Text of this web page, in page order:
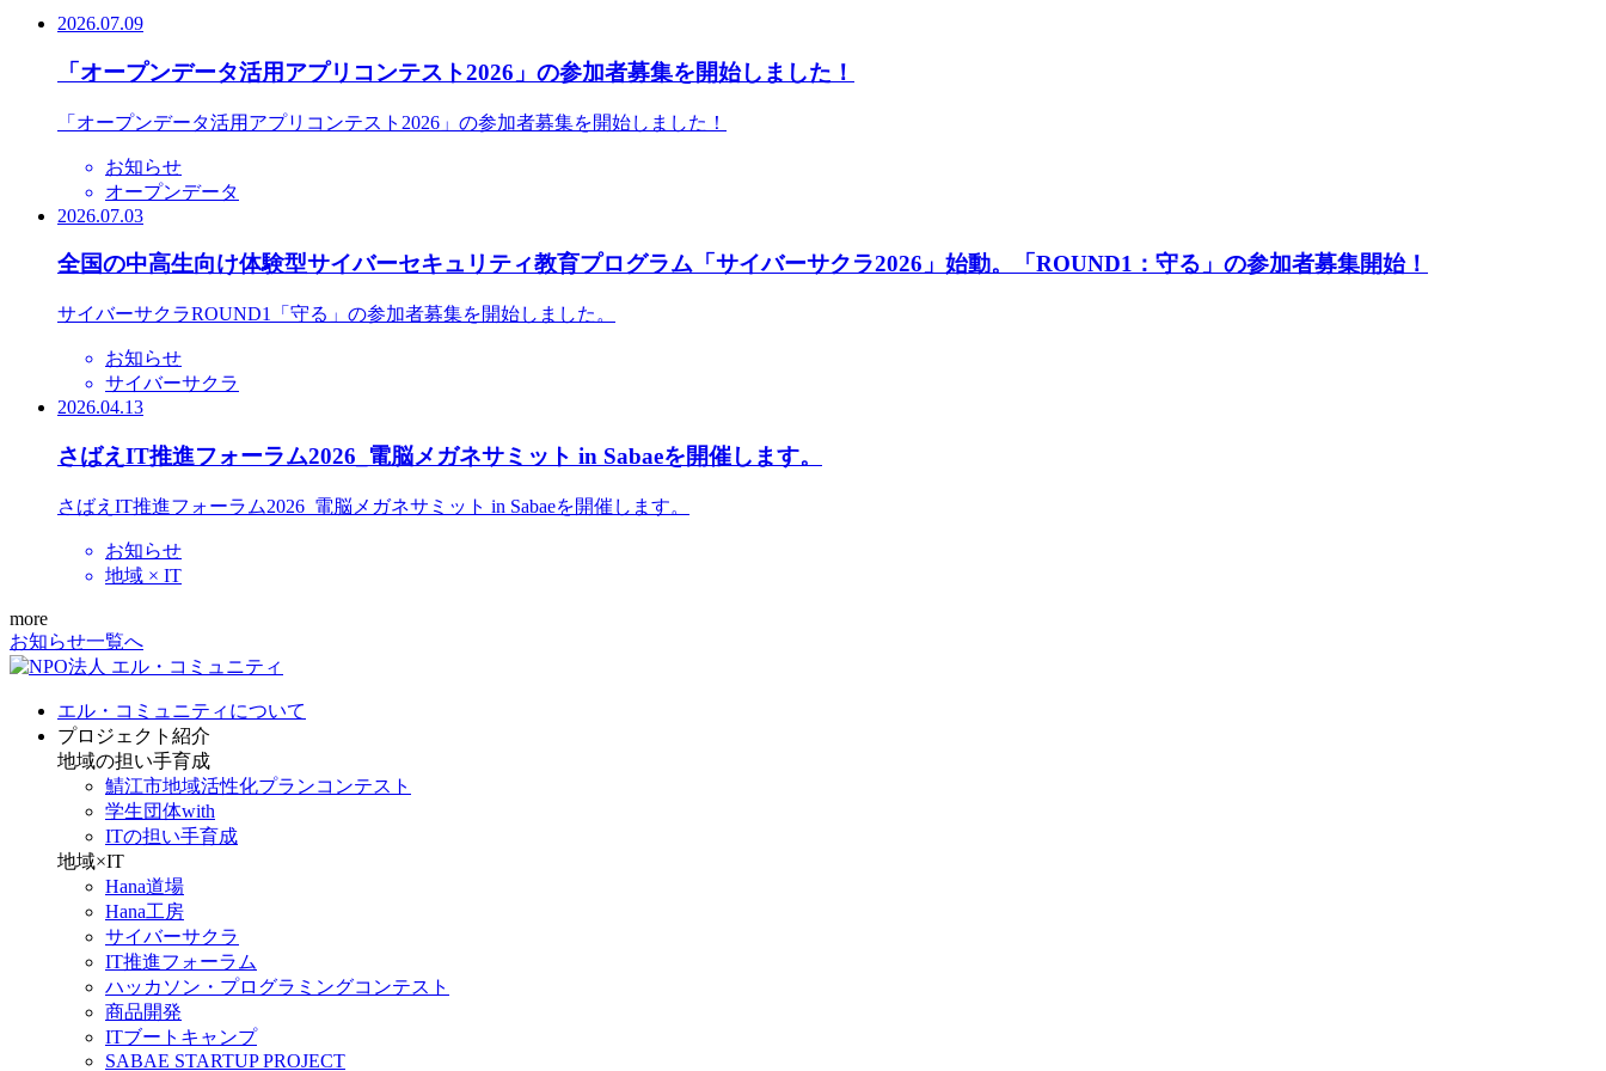
2026.07.09
「オープンデータ活用アプリコンテスト2026」の参加者募集を開始しました！
「オープンデータ活用アプリコンテスト2026」の参加者募集を開始しました！
お知らせ
オープンデータ
2026.07.03
全国の中高生向け体験型サイバーセキュリティ教育プログラム「サイバーサクラ2026」始動。「ROUND1：守る」の参加者募集開始！
サイバーサクラROUND1「守る」の参加者募集を開始しました。
お知らせ
サイバーサクラ
2026.04.13
さばえIT推進フォーラム2026_電脳メガネサミット in Sabaeを開催します。
さばえIT推進フォーラム2026_電脳メガネサミット in Sabaeを開催します。
お知らせ
地域 × IT
more
お知らせ一覧へ
エル・コミュニティについて
プロジェクト紹介
地域の担い手育成
鯖江市地域活性化プランコンテスト
学生団体with
ITの担い手育成
地域×IT
Hana道場
Hana工房
サイバーサクラ
IT推進フォーラム
ハッカソン・プログラミングコンテスト
商品開発
ITブートキャンプ
SABAE STARTUP PROJECT